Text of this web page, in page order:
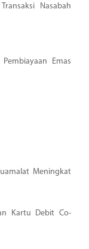
Nasabah
Emas
Meningkat
Kartu Debit Co-